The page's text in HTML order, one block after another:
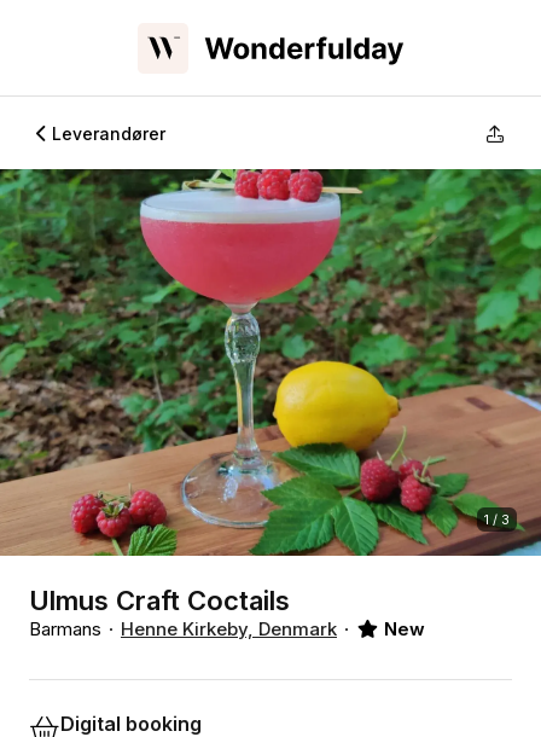
Leverandører
1 / 3
Ulmus Craft Coctails
Barmans Henne Kirkeby, Denmark New
Digital booking